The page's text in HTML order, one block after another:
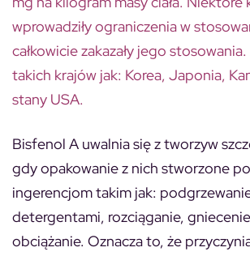
wprowadziły ograniczenia w
całkowicie zakazały jego
takich krajów jak: Korea, Japonia,
stany USA.
Bisfenol A uwalnia się z tworzyw
gdy opakowanie z nich stworzone
ingerencjom takim jak:
detergentami, rozciąganie,
obciążanie. Oznacza to, że